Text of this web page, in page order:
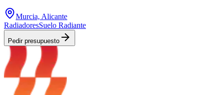
Murcia, Alicante
RadiadoresSuelo Radiante
Pedir presupuesto